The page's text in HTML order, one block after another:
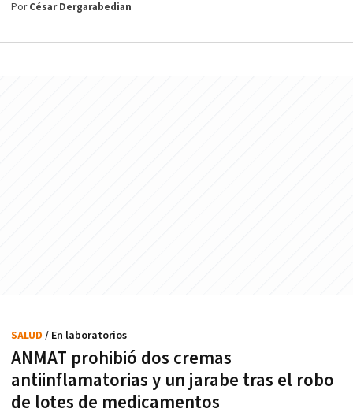
PorCésar Dergarabedian
ANMAT prohibió dos cremas
antiinflamatorias y un jarabe tras el robo
de lotes de medicamentos
SALUD / En laboratorios